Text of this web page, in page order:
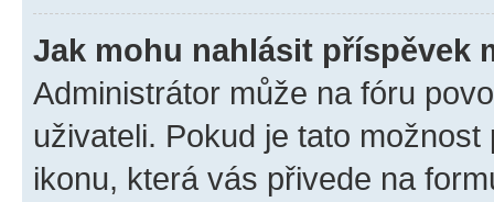
Jak mohu nahlásit příspěvek
Administrátor může na fóru
uživateli. Pokud je tato
ikonu, která vás přivede na